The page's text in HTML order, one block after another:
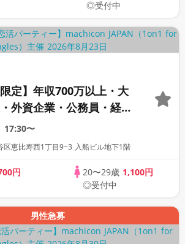
◎受付中
限定】年収700万以上・大
外資企業・公務員・経営
師・弁護士・経営者・イ
《1対1相席専用・半個室
17:30〜
区恵比寿西1丁目9−3 入船ビル地下1階
円
20〜29歳 1,100円
◎受付中
男性急募